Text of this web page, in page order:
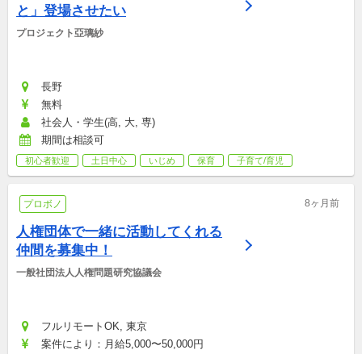
と」登場させたい
プロジェクト亞璃紗
長野
無料
社会人・学生(高, 大, 専)
期間は相談可
初心者歓迎 土日中心 いじめ 保育 子育て/育児
プロボノ 8ヶ月前
人権団体で一緒に活動してくれる
仲間を募集中！
一般社団法人人権問題研究協議会
フルリモートOK, 東京
案件により：月給5,000〜50,000円